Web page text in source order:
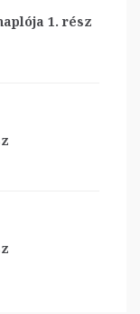
1. rész